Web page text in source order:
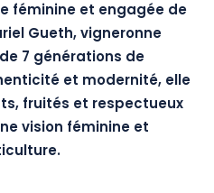
féminine et engagée de
Gueth, vigneronne
7 générations de
et modernité, elle
fruités et respectueux
vision féminine et